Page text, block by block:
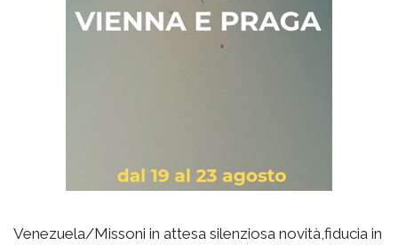
Venezuela/Missoni in attesa silenziosa novità,fiducia in